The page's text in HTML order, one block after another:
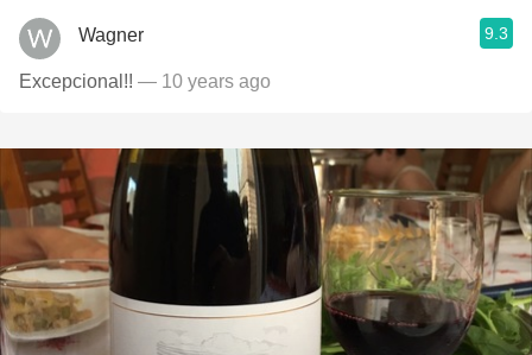
Wagner 9.3
Excepcional!! — 10 years ago